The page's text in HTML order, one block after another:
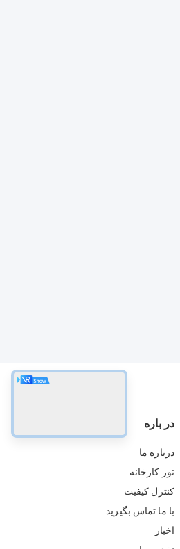
در باره
درباره ما
تور کارخانه
کنترل کیفیت
با ما تماس بگیرید
اخبار